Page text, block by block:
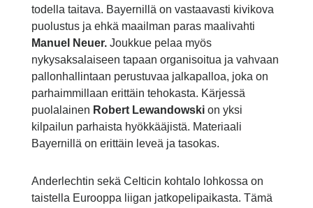
todella taitava. Bayernillä on vastaavasti kivikova
puolustus ja ehkä maailman paras maalivahti
Manuel Neuer.Joukkue pelaa myös
nykysaksalaiseen tapaan organisoitua ja vahvaan
pallonhallintaan perustuvaa jalkapalloa, joka on
parhaimmillaan erittäin tehokasta. Kärjessä
puolalainen Robert Lewandowskion yksi
kilpailun parhaista hyökkääjistä. Materiaali
Bayernillä on erittäin leveä ja tasokas.
Anderlechtin sekä Celticin kohtalo lohkossa on
taistella Eurooppa liigan jatkopelipaikasta. Tämä